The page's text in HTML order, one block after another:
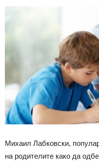
Михаил Лабковски,
на родителите како да